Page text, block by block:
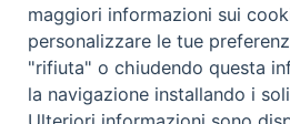
FONDAZIONE
maggiori informazioni sui
personalizzare le tue
"rifiuta" o chiudendo questa
la navigazione installando i